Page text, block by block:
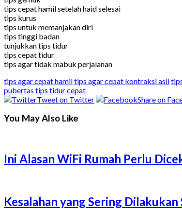
tips cepat hamil setelah haid selesai
tips kurus
tips untuk memanjakan diri
tips tinggi badan
tunjukkan tips tidur
tips cepat tidur
tips agar tidak mabuk perjalanan
tips agar cepat hamiltips agar cepat kontraksi asli
pubertas tips tidur cepat
Tweet on Twitter
Share on
You May Also Like
Ini Alasan WiFi Rumah Perlu
Kesalahan yang Sering